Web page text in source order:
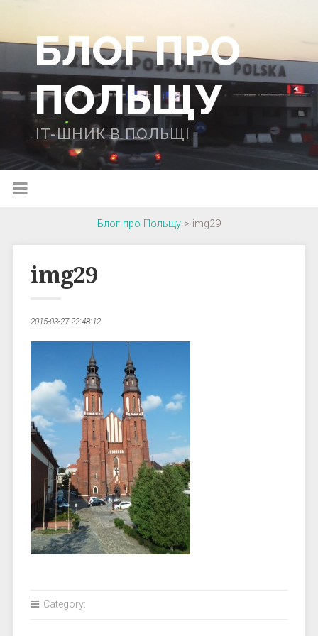
БЛОГ ПРО
ПОЛЬЩУ
IT-ШНИК В ПОЛЬЩІ
Блог про Польщу > img29
img29
2015-03-27 22:48:12
Category: